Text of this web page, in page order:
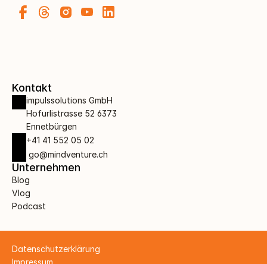
Unternehmen
Blog
Vlog
Podcast
Kontakt
impulssolutions GmbH
Hofurlistrasse 52 6373
Ennetbürgen
+41 41 552 05 02
go@mindventure.ch
Datenschutzerklärung
Impressum